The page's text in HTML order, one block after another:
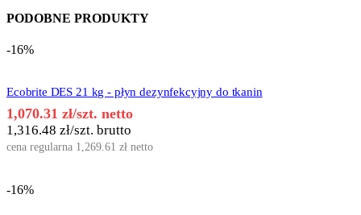
PODOBNE PRODUKTY
-16%
Ecobrite DES 21 kg - płyn dezynfekcyjny do tkanin
1,070.31 zł/szt. netto
1,316.48 zł/szt. brutto
cena regularna 1,269.61 zł netto
-16%